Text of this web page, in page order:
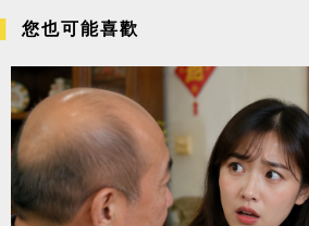
您也可能喜歡